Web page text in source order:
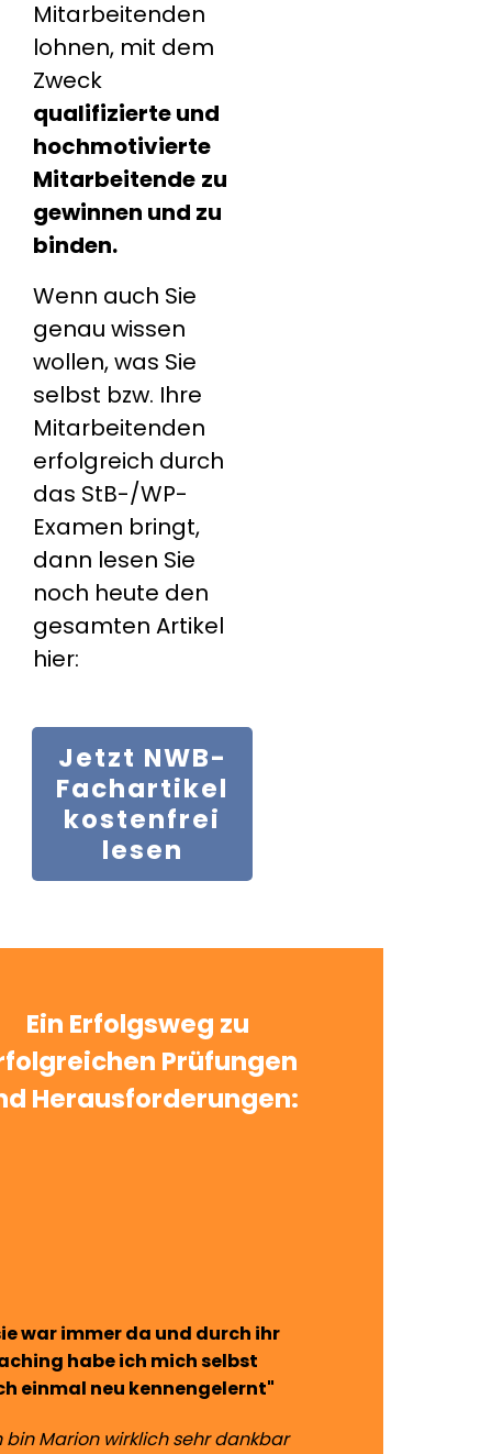
Mitarbeitenden
lohnen, mit dem
Zweck
qualifizierte und
hochmotivierte
Mitarbeitende zu
gewinnen und zu
binden.
Wenn auch Sie
genau wissen
wollen, was Sie
selbst bzw. Ihre
Mitarbeitenden
erfolgreich durch
das StB-/WP-
Examen bringt,
dann lesen Sie
noch heute den
gesamten Artikel
hier:
Jetzt NWB-
Fachartikel
kostenfrei
lesen
Ein Erfolgsweg zu
Prüfungen
Herausforderungen:
war immer da und durch ihr
habe ich mich selbst
einmal neu kennengelernt"
bin Marion wirklich sehr dankbar